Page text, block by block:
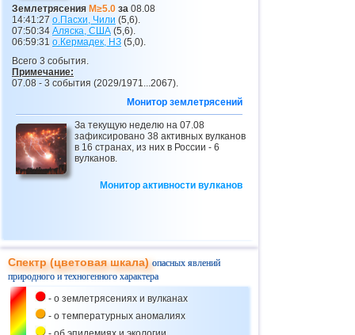
29 Греция
30 Турция
32 Франция
Землетрясения M≥5.0 за 08.08
14:41:27 о.Пасхи, Чили (5,6).
07:50:34 Аляска, США (5,6).
06:59:31 о.Кермадек, НЗ (5,0).
Всего 3 события.
Примечание:
07.08 - 3 события (2029/1971...2067).
Монитор землетрясений
За текущую неделю на 07.08
зафиксировано 38 активных вулканов
в 16 странах, из них в России - 6
вулканов.
Монитор активности вулканов
Спектр (цветовая шкала)опасных явлений
природного и техногенного характера
- о землетрясениях и вулканах
- о температурных аномалиях